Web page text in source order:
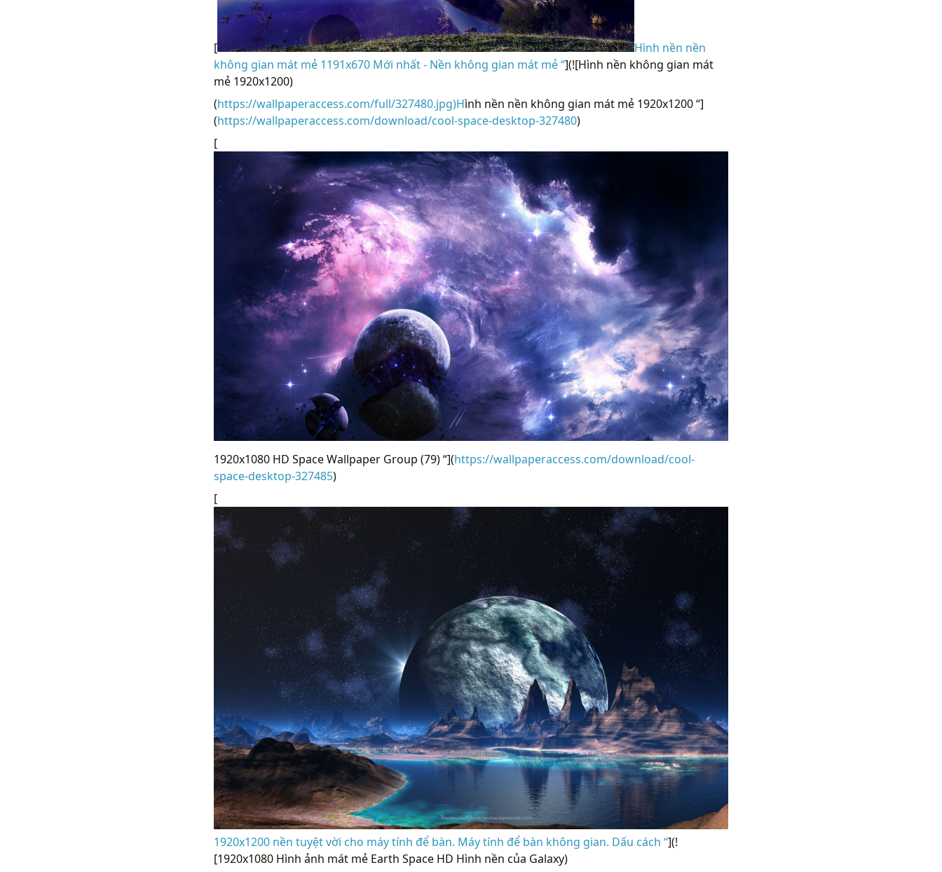
[
Hình nền nền
không gian mát mẻ 1191x670 Mới nhất - Nền không gian mát mẻ “](![Hình nền không gian mát
mẻ 1920x1200)
(https://wallpaperaccess.com/full/327480.jpg)Hình nền nền không gian mát mẻ 1920x1200 “]
(https://wallpaperaccess.com/download/cool-space-desktop-327480)
[
1920x1080 HD Space Wallpaper Group (79) “](https://wallpaperaccess.com/download/cool-
space-desktop-327485)
[
1920x1200 nền tuyệt vời cho máy tính để bàn. Máy tính để bàn không gian. Dấu cách “](!
[1920x1080 Hình ảnh mát mẻ Earth Space HD Hình nền của Galaxy)